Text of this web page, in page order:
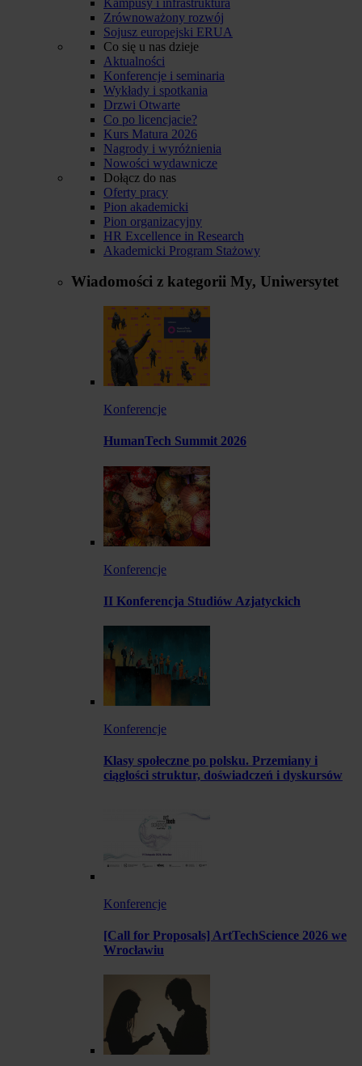
Zrównoważony rozwój
Sojusz europejski ERUA
Co się u nas dzieje
Aktualności
Konferencje i seminaria
Wykłady i spotkania
Drzwi Otwarte
Co po licencjacie?
Kurs Matura 2026
Nagrody i wyróżnienia
Nowości wydawnicze
Dołącz do nas
Oferty pracy
Pion akademicki
Pion organizacyjny
HR Excellence in Research
Akademicki Program Stażowy
Wiadomości z kategorii My, Uniwersytet
Konferencje
HumanTech Summit 2026
Konferencje
II Konferencja Studiów Azjatyckich
Konferencje
Klasy społeczne po polsku. Przemiany i
ciągłości struktur, doświadczeń i dyskursów
Konferencje
[Call for Proposals] ArtTechScience 2026 we
Wrocławiu